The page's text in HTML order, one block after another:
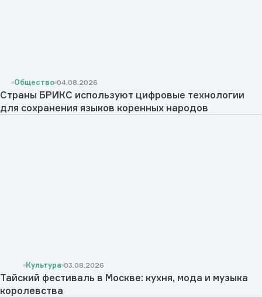
Общество 04.08.2026
Страны БРИКС используют цифровые технологии
для сохранения языков коренных народов
Культура 03.08.2026
Тайский фестиваль в Москве: кухня, мода и музыка
королевства